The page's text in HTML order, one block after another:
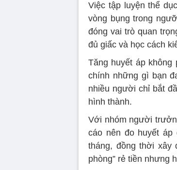
Việc tập luyện thể
vòng bụng trong
đóng vai trò quan
đủ giấc và học cách
Tăng huyết áp không
chính những gì bạn
nhiều người chỉ bắt
hình thành.
Với nhóm người
cáo nên đo huyết
tháng, đồng thời xây
phòng” rẻ tiền nhưng